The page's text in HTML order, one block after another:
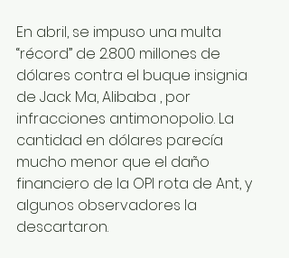
En abril, se impuso una multa
“récord” de 2.800 millones de
dólares contra el buque insignia
de Jack Ma, Alibaba , por
infracciones antimonopolio. La
cantidad en dólares parecía
mucho menor que el daño
financiero de la OPI rota de Ant, y
algunos observadores la
descartaron.